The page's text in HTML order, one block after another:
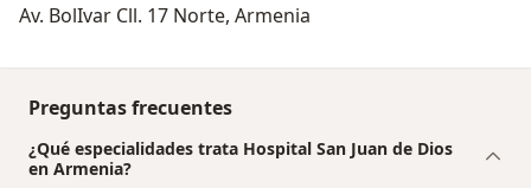
Av. BolIvar Cll. 17 Norte, Armenia
Preguntas frecuentes
¿Qué especialidades trata Hospital San Juan de Dios
en Armenia?